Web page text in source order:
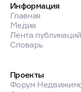
Информация
Главная
Медиа
Лента публикаций
Словарь
Проекты
Форум